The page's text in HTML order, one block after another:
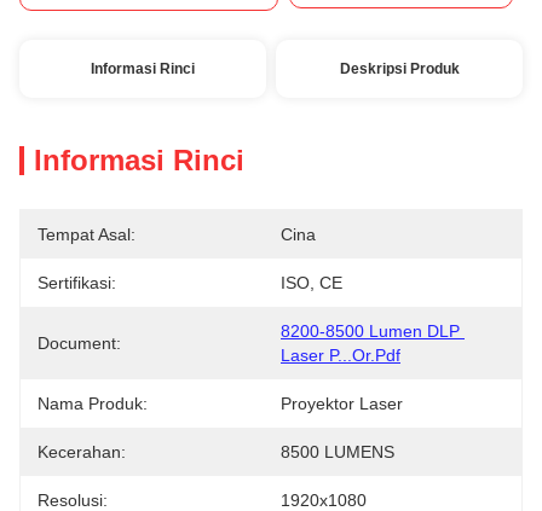
Informasi Rinci Deskripsi Produk
Informasi Rinci
Tempat Asal: Cina
Sertifikasi: ISO, CE
Document:
8200-8500 Lumen DLP
Laser P...or.pdf
Nama Produk: Proyektor Laser
Kecerahan: 8500 LUMENS
Resolusi: 1920x1080